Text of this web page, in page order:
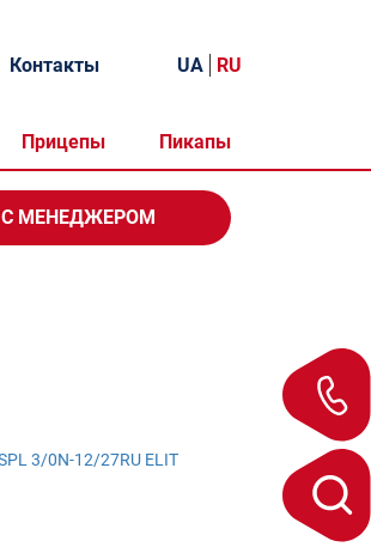
Прицепы Пикапы
Контакты UA RU
С МЕНЕДЖЕРОМ